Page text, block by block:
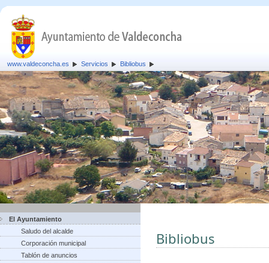
www.valdeconcha.es Servicios Bibliobus
El Ayuntamiento
Saludo del alcalde
Corporación municipal
Tablón de anuncios
Bibliobus